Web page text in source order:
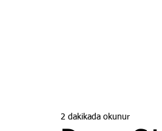
2 dakikada okunur